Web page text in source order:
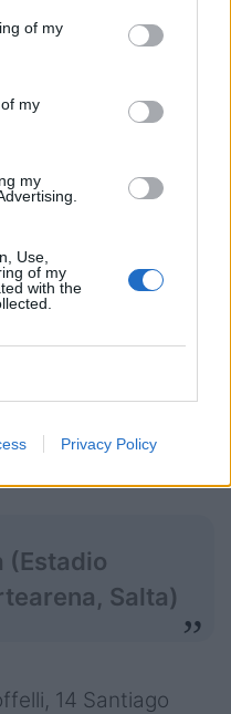
of my
my
my
Use,
of my
with the
Privacy Policy
Nick Tompkins, 11
(c), 9 Kieran
Tommy Reffell, 6
4 Will Rowlands, 3
Gareth Thomas
Wyn Jones, 18
Jones, 20 Josh
22 Gareth
(Estadio
Salta)
14 Santiago